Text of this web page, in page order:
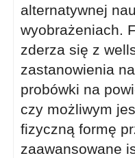
alternatywnej
wyobrażeniach.
zderza się z
zastanowienia
probówki na
czy możliwym
fizyczną formę
zaawansowane